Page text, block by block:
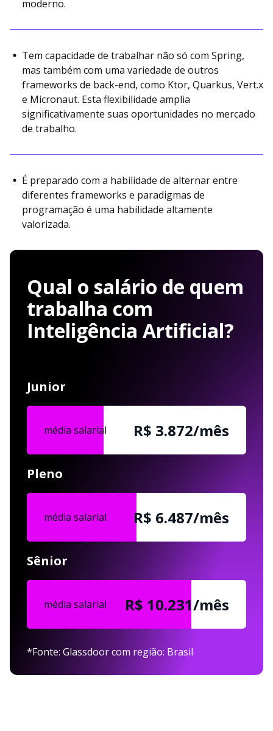
moderno.
Tem capacidade de trabalhar não só com Spring,
mas também com uma variedade de outros
frameworks de back-end, como Ktor, Quarkus, Vert.x
e Micronaut. Esta flexibilidade amplia
significativamente suas oportunidades no mercado
de trabalho.
É preparado com a habilidade de alternar entre
diferentes frameworks e paradigmas de
programação é uma habilidade altamente
valorizada.
Qual o salário de quem
trabalha com
Inteligência Artificial?
Junior
média salarial R$ 3.872/mês
Pleno
média salarial R$ 6.487/mês
Sênior
média salarial R$ 10.231/mês
*Fonte: Glassdoor com região: Brasil